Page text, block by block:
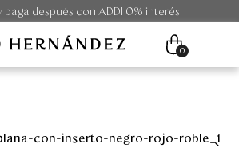
paga después con ADDI 0% interés
0